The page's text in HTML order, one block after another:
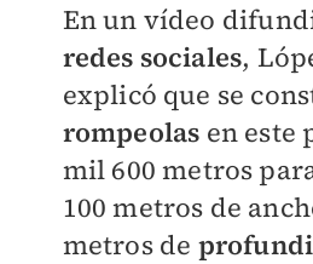
En un vídeo
redes sociales,
explicó que se
rompeolas en este
mil 600 metros
100 metros de
metros de